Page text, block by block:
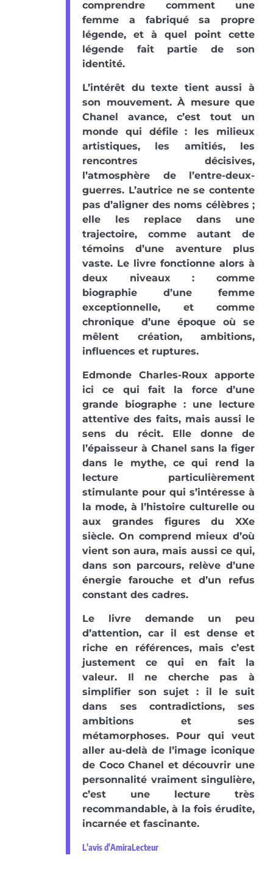
comprendre comment une
femme a fabriqué sa propre
légende, et à quel point cette
légende fait partie de son
identité.
L’intérêt du texte tient aussi à
son mouvement. À mesure que
Chanel avance, c’est tout un
monde qui défile : les milieux
artistiques, les amitiés, les
rencontres décisives,
l’atmosphère de l’entre-deux-
guerres. L’autrice ne se contente
pas d’aligner des noms célèbres ;
elle les replace dans une
trajectoire, comme autant de
témoins d’une aventure plus
vaste. Le livre fonctionne alors à
deux niveaux : comme
biographie d’une femme
exceptionnelle, et comme
chronique d’une époque où se
mêlent création, ambitions,
influences et ruptures.
Edmonde Charles-Roux apporte
ici ce qui fait la force d’une
grande biographe : une lecture
attentive des faits, mais aussi le
sens du récit. Elle donne de
l’épaisseur à Chanel sans la figer
dans le mythe, ce qui rend la
lecture particulièrement
stimulante pour qui s’intéresse à
la mode, à l’histoire culturelle ou
aux grandes figures du XXe
siècle. On comprend mieux d’où
vient son aura, mais aussi ce qui,
dans son parcours, relève d’une
énergie farouche et d’un refus
constant des cadres.
Le livre demande un peu
d’attention, car il est dense et
riche en références, mais c’est
justement ce qui en fait la
valeur. Il ne cherche pas à
simplifier son sujet : il le suit
dans ses contradictions, ses
ambitions et ses
métamorphoses. Pour qui veut
aller au-delà de l’image iconique
de Coco Chanel et découvrir une
personnalité vraiment singulière,
c’est une lecture très
recommandable, à la fois érudite,
incarnée et fascinante.
L'avis d'AmiraLecteur